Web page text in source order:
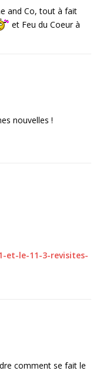
and Co, tout à fait
et Feu du Coeur à
nouvelles !
et-le-11-3-revisites-
comment se fait le